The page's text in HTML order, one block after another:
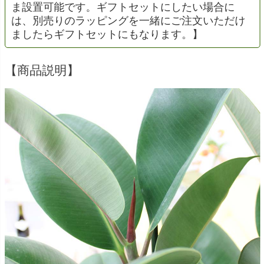
ま設置可能です。ギフトセットにしたい場合に
は、別売りのラッピングを一緒にご注文いただけ
ましたらギフトセットにもなります。】
【商品説明】